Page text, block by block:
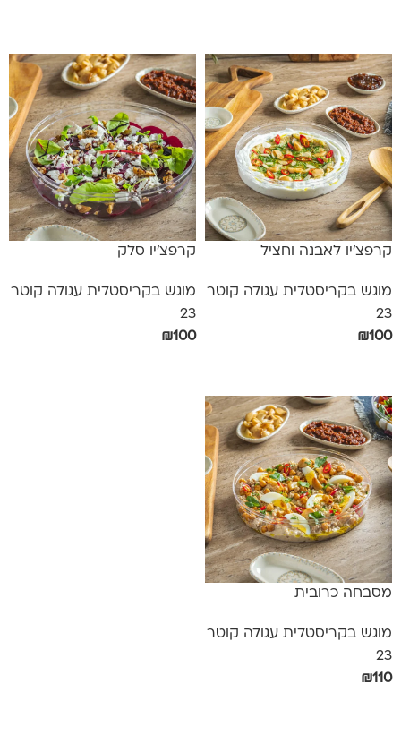
קרפצ'יו לאבנה וחציל
מוגש בקריסטלית עגולה קוטר
23
₪100
קרפצ'יו סלק
מוגש בקריסטלית עגולה קוטר
23
₪100
מסבחה כרובית
מוגש בקריסטלית עגולה קוטר
23
₪110